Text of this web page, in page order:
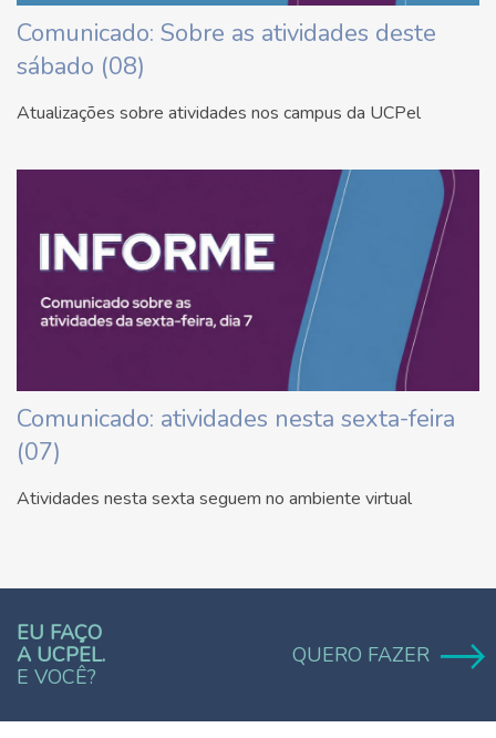
Comunicado: Sobre as atividades deste
sábado (08)
Atualizações sobre atividades nos campus da UCPel
Comunicado: atividades nesta sexta-feira
(07)
Atividades nesta sexta seguem no ambiente virtual
EU FAÇO
A UCPEL.
E VOCÊ?
QUERO FAZER